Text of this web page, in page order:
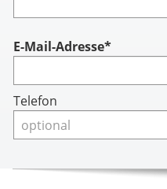
Account
E-Mail-Adresse*
Telefon